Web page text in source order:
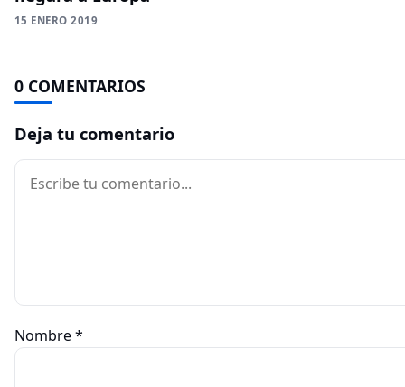
15 ENERO 2019
0 COMENTARIOS
Deja tu comentario
Comentario
Nombre*